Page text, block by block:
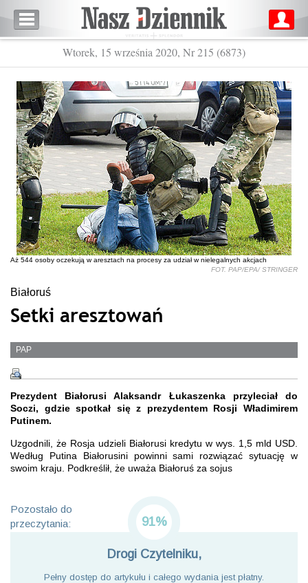
Wtorek, 15 września 2020, Nr 215 (6873)
Aż 544 osoby oczekują w aresztach na procesy za udział w nielegalnych akcjach
FOT. PAP/EPA/ STRINGER
Białoruś
Setki aresztowań
PAP
Prezydent Białorusi Alaksandr Łukaszenka przyleciał do
Soczi, gdzie spotkał się z prezydentem Rosji Władimirem
Putinem.
Uzgodnili, że Rosja udzieli Białorusi kredytu w wys. 1,5 mld USD.
Według Putina Białorusini powinni sami rozwiązać sytuację w
swoim kraju. Podkreślił, że uważa Białoruś za sojus
Pozostało do
przeczytania:
91%
Drogi Czytelniku,
Pełny dostęp do artykułu i całego wydania jest płatny.